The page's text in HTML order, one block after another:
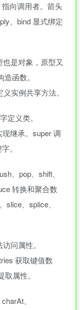
向调用者。箭头
、bind 显式绑定
是对象，原型又
函数。
实例共享方法。
定义类。
继承。super 调
。
、pop、shift、
转换和聚合数
、splice、
问属性。
获取键值数
属性。
、